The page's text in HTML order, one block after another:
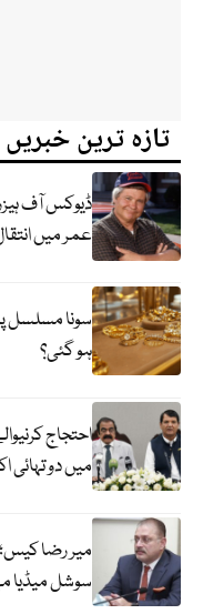
تازہ ترین خبریں
عمر میں
سونا مسلسل
ہو گئی؟
احتجاج
میں دو تہائی
میر رضا
سوشل میڈیا